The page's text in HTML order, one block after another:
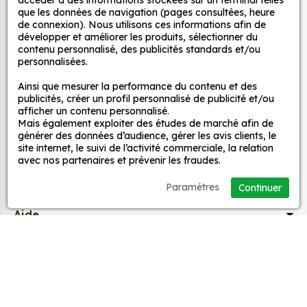
Une grande variété de motifs et de couleurs :
nos Jdm Password sont disponibles dans une
large gamme de motifs et de couleurs, ce qui
votre décoration.
Une installation facile : nos stickers sont faciles
à installer, même pour les débutants. Il suffit de
les décoller de leur support et de les coller sur
la surface souhaitée. Vous pouvez vous aider
d’une raclette si besoin.
Une durabilité élevée : nos stickers sont
qualité, ce qui leur confère une excellente
décoratifs
MPA Déco
Nos services
Nos sites
Aide
que les données de navigation (pages consultées, heure
de connexion). Nous utilisons ces informations afin de
développer et améliorer les produits, sélectionner du
contenu personnalisé, des publicités standards et/ou
personnalisées.
Ainsi que mesurer la performance du contenu et des
publicités, créer un profil personnalisé de publicité et/ou
afficher un contenu personnalisé.
Mais également exploiter des études de marché afin de
générer des données d’audience, gérer les avis clients, le
site internet, le suivi de l’activité commerciale, la relation
avec nos partenaires et prévenir les fraudes.
Continuer
Paramétres